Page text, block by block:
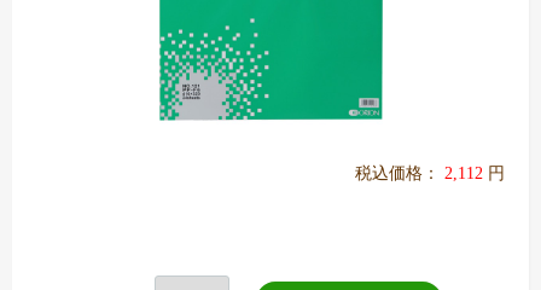
税込価格： 2,112 円